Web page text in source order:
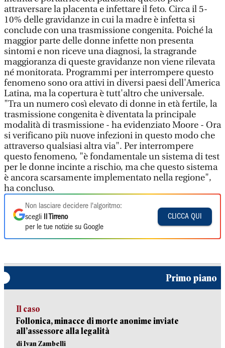
attraversare la placenta e infettare il feto. Circa il 5-
10% delle gravidanze in cui la madre è infetta si
conclude con una trasmissione congenita. Poiché la
maggior parte delle donne infette non presenta
sintomi e non riceve una diagnosi, la stragrande
maggioranza di queste gravidanze non viene rilevata
né monitorata. Programmi per interrompere questo
fenomeno sono ora attivi in diversi paesi dell'America
Latina, ma la copertura è tutt'altro che universale.
"Tra un numero così elevato di donne in età fertile, la
trasmissione congenita è diventata la principale
modalità di trasmissione - ha evidenziato Moore - Ora
si verificano più nuove infezioni in questo modo che
attraverso qualsiasi altra via". Per interrompere
questo fenomeno, "è fondamentale un sistema di test
per le donne incinte a rischio, ma che questo sistema
è ancora scarsamente implementato nella regione",
ha concluso.
Non lasciare decidere l'algoritmo:
scegli
Il Tirreno
per le tue notizie su Google
CLICCA QUI
Primo piano
Il caso
Follonica, minacce di morte anonime inviate
all’assessore alla legalità
di Ivan Zambelli